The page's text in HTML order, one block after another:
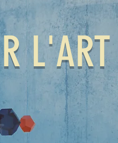
L'ART
visuels et métiers